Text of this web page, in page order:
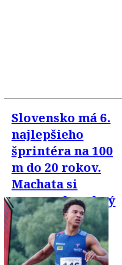
Slovensko má 6.
najlepšieho
šprintéra na 100
m do 20 rokov.
Machata si
vyrovnal osobný
rekord